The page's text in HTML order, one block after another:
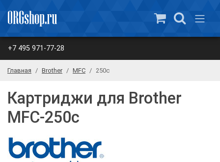
+7 495 971-77-28
Главная Brother MFC 250c
Картриджи для Brother
MFC-250c